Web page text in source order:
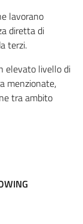
lavorano
diretta di
terzi.
elevato livello di
menzionate,
tra ambito